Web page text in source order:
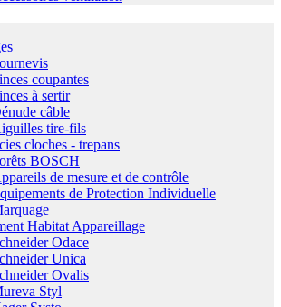
coupantes
à sertir
câble
tire-fils
cloches - trepans
BOSCH
de mesure et de contrôle
de Protection Individuelle
Habitat Appareillage
Odace
Unica
Ovalis
Styl